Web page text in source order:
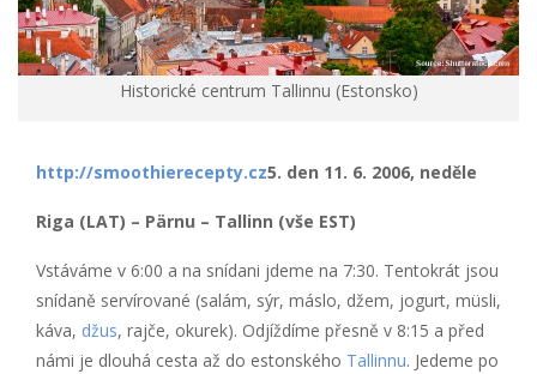
Historické centrum Tallinnu (Estonsko)
http://smoothierecepty.cz5. den 11. 6. 2006, neděle
Riga (LAT) – Pärnu – Tallinn (vše EST)
Vstáváme v 6:00 a na snídani jdeme na 7:30. Tentokrát jsou
snídaně servírované (salám, sýr, máslo, džem, jogurt, müsli,
káva, džus, rajče, okurek). Odjíždíme přesně v 8:15 a před
námi je dlouhá cesta až do estonského Tallinnu. Jedeme po